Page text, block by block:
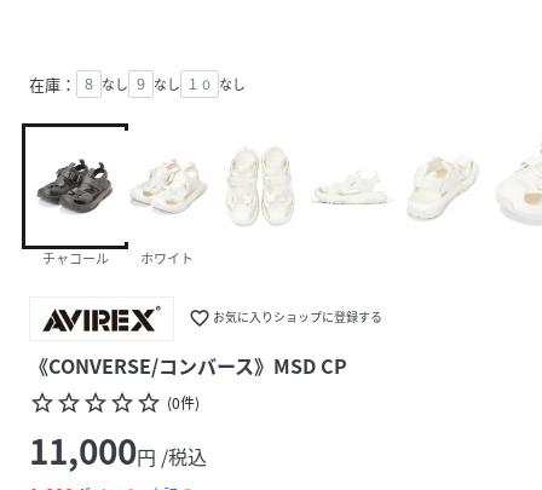
在庫： ８ なし ９ なし １０ なし
チャコール ホワイト
favorite_border お気に入りショップに登録する
《CONVERSE/コンバース》MSD CP
star_borderstar_borderstar_borderstar_borderstar_border (0件)
11,000円 /税込